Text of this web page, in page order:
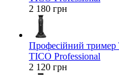
2 180 грн
Професійний тример
TICO Professional
2 120 грн